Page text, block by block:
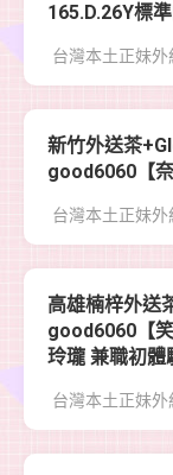
165.D.26Y標
台灣本土正妹外
新竹外送茶
good6060【
台灣本土正妹外
高雄楠梓外送
good6060【
玲瓏 兼職初體
台灣本土正妹外